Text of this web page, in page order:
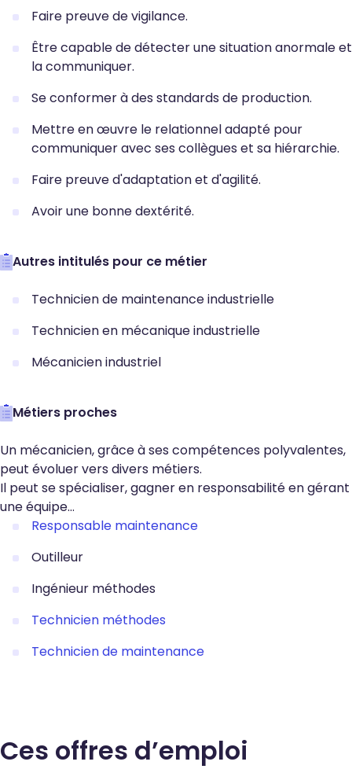
Faire preuve de vigilance.
Être capable de détecter une situation anormale et
la communiquer.
Se conformer à des standards de production.
Mettre en œuvre le relationnel adapté pour
communiquer avec ses collègues et sa hiérarchie.
Faire preuve d'adaptation et d'agilité.
Avoir une bonne dextérité.
Autres intitulés pour ce métier
Technicien de maintenance industrielle
Technicien en mécanique industrielle
Mécanicien industriel
Métiers proches
Un mécanicien, grâce à ses compétences polyvalentes,
peut évoluer vers divers métiers.
Il peut se spécialiser, gagner en responsabilité en gérant
une équipe…
Responsable maintenance
Outilleur
Ingénieur méthodes
Technicien méthodes
Technicien de maintenance
Ces offres d’emploi